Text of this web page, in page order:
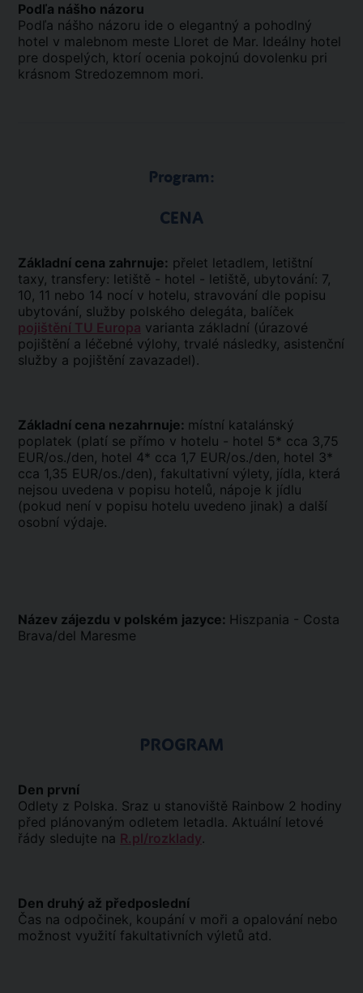
Podľa nášho názoru
Podľa nášho názoru ide o elegantný a pohodlný
hotel v malebnom meste Lloret de Mar. Ideálny hotel
pre dospelých, ktorí ocenia pokojnú dovolenku pri
krásnom Stredozemnom mori.
Program:
CENA
Základní cena zahrnuje: přelet letadlem, letištní
taxy, transfery: letiště - hotel - letiště, ubytování: 7,
10, 11 nebo 14 nocí v hotelu, stravování dle popisu
ubytování, služby polského delegáta, balíček
pojištění TU Europa varianta základní (úrazové
pojištění a léčebné výlohy, trvalé následky, asistenční
služby a pojištění zavazadel).
Základní cena nezahrnuje: místní katalánský
poplatek (platí se přímo v hotelu - hotel 5* cca 3,75
EUR/os./den, hotel 4* cca 1,7 EUR/os./den, hotel 3*
cca 1,35 EUR/os./den), fakultativní výlety, jídla, která
nejsou uvedena v popisu hotelů, nápoje k jídlu
(pokud není v popisu hotelu uvedeno jinak) a další
osobní výdaje.
Název zájezdu v polském jazyce: Hiszpania - Costa
Brava/del Maresme
PROGRAM
Den první
Odlety z Polska. Sraz u stanoviště Rainbow 2 hodiny
před plánovaným odletem letadla. Aktuální letové
řády sledujte na R.pl/rozklady.
Den druhý až předposlední
Čas na odpočinek, koupání v moři a opalování nebo
možnost využití fakultativních výletů atd.